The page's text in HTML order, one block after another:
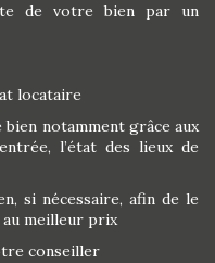
votre bien par un
locataire
notamment grâce aux
l’état des lieux de
nécessaire, afin de le
meilleur prix
conseiller